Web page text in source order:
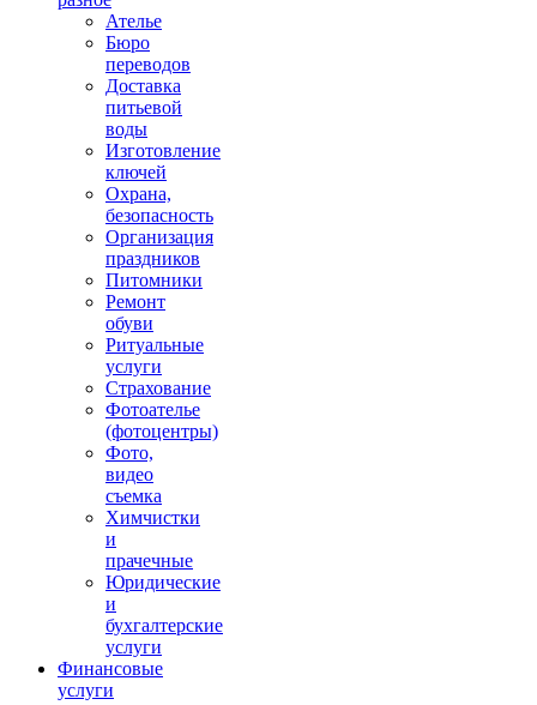
Ателье
Бюро
переводов
Доставка
питьевой
воды
Изготовление
ключей
Охрана,
безопасность
Организация
праздников
Питомники
Ремонт
обуви
Ритуальные
услуги
Страхование
Фотоателье
(фотоцентры)
Фото,
видео
съемка
Химчистки
и
прачечные
Юридические
и
бухгалтерские
услуги
Финансовые
услуги